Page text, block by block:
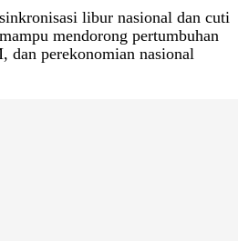
libur nasional dan cuti
mendorong pertumbuhan
perekonomian nasional